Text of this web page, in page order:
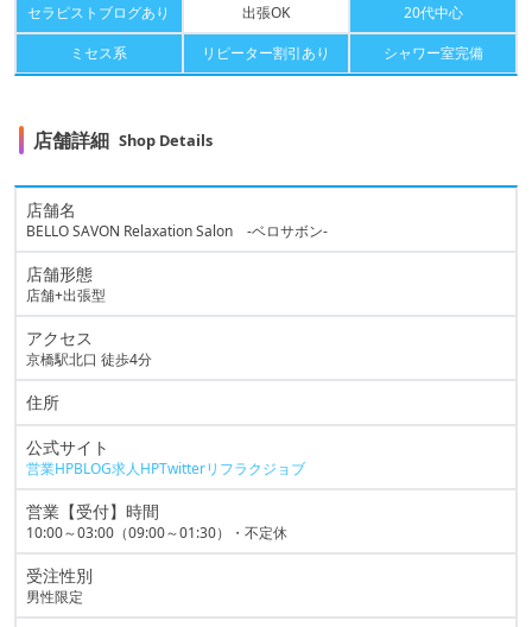
セラピストブログあり
出張OK
20代中心
ミセス系
リピーター割引あり シャワー室完備
店舗詳細 Shop Details
店舗名
BELLO SAVON Relaxation Salon -ベロサボン-
店舗形態
店舗+出張型
アクセス
京橋駅北口 徒歩4分
住所
公式サイト
営業HPBLOG求人HPTwitterリフラクジョブ
営業【受付】時間
10:00～03:00（09:00～01:30）・不定休
受注性別
男性限定